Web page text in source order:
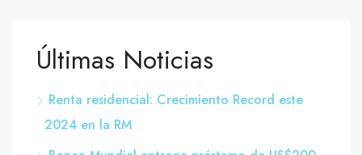
Últimas Noticias
Renta residencial: Crecimiento Record este
2024 en la RM